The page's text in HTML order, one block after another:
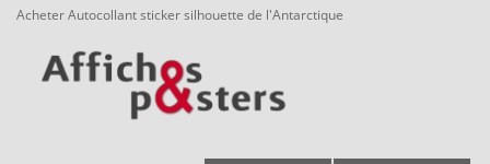
Acheter Autocollant sticker silhouette de l'Antarctique